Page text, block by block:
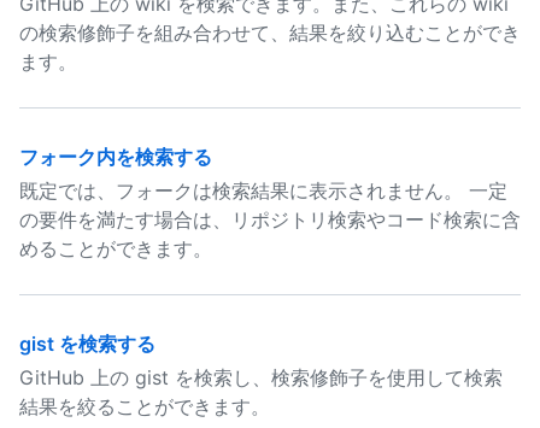
の検索修飾子を組み合わせて、結果を絞り込むことができ
ます。
フォーク内を検索する
既定では、フォークは検索結果に表示されません。 一定
の要件を満たす場合は、リポジトリ検索やコード検索に含
めることができます。
gist を検索する
GitHub 上の gist を検索し、検索修飾子を使用して検索
結果を絞ることができます。